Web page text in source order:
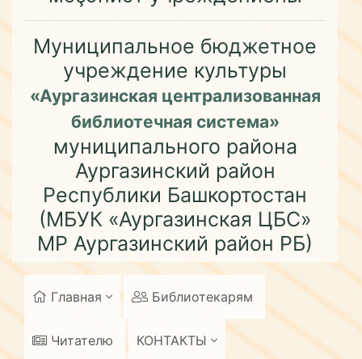
Муниципальное бюджетное
учреждение культуры
«Аургазинская централизованная
библиотечная система»
муниципального района
Аургазинский район
Республики Башкортостан
(МБУК «Аургазинская ЦБС»
МР Аургазинский район РБ)
Главная Библиотекарям
Читателю КОНТАКТЫ